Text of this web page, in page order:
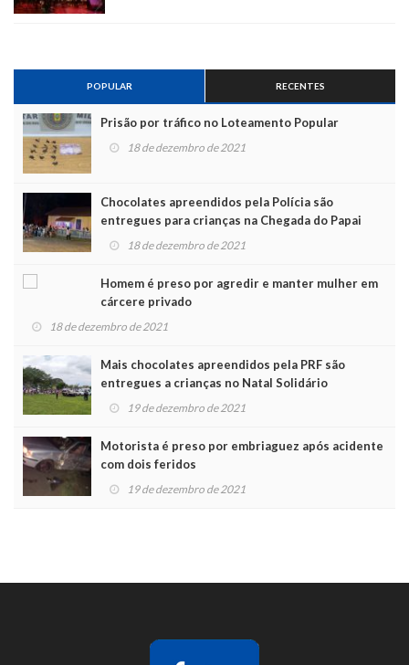
POPULAR RECENTES
Prisão por tráfico no Loteamento Popular
18 de dezembro de 2021
Chocolates apreendidos pela Polícia são
entregues para crianças na Chegada do Papai
Noel
18 de dezembro de 2021
Homem é preso por agredir e manter mulher em
cárcere privado
18 de dezembro de 2021
Mais chocolates apreendidos pela PRF são
entregues a crianças no Natal Solidário
19 de dezembro de 2021
Motorista é preso por embriaguez após acidente
com dois feridos
19 de dezembro de 2021